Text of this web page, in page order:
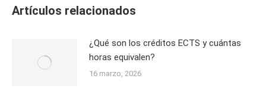
Artículos relacionados
¿Qué son los créditos ECTS y cuántas
horas equivalen?
16 marzo, 2026